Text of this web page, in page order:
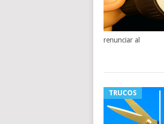
renunciar al
TRUCOS